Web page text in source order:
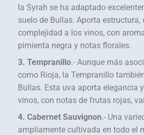
la Syrah se ha adaptado
suelo de Bullas. Aporta estructura,
complejidad a los vinos, con
pimienta negra y notas florales.
3. Tempranillo.- Aunque más
como Rioja, la Tempranillo
Bullas. Esta uva aporta elegancia
vinos, con notas de frutas rojas,
4. Cabernet Sauvignon.- Una
ampliamente cultivada en todo el